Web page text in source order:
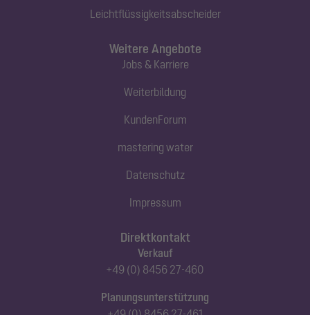
Leichtflüssigkeitsabscheider
Direktkontakt
Verkauf
+49 (0) 8456 27-460
Planungsunterstützung
Weitere Angebote
Jobs & Karriere
Weiterbildung
KundenForum
mastering water
Datenschutz
Impressum